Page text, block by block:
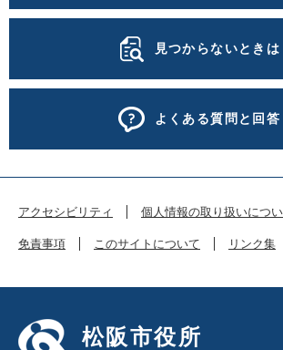
見つからないときは
よくある質問と回答
アクセシビリティ 個人情報の取り扱いにつ
免責事項 このサイトについて リンク集
松阪市役所